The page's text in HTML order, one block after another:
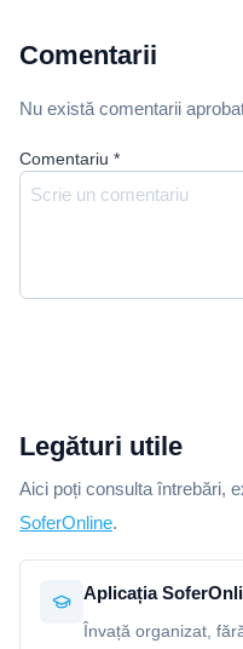
Comentarii
Nu există comentarii
Comentariu *
Legături utile
Aici poți consulta întrebări,
SoferOnline.
Aplicația
Învață organizat,